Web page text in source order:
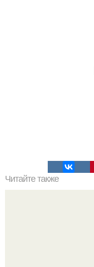
Читайте также